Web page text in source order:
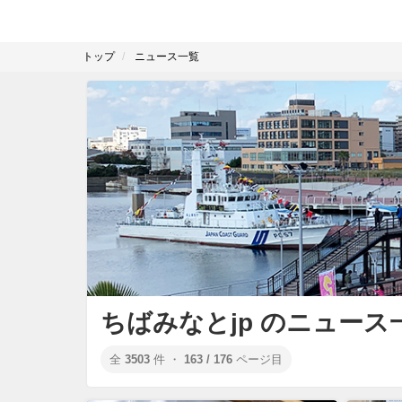
トップ ニュース一覧
ちばみなとjp のニュース
全 3503 件 ・ 163 / 176 ページ目